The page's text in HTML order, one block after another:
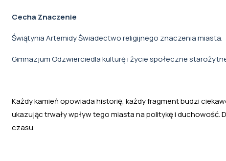
Cecha Znaczenie
Świątynia Artemidy Świadectwo religijnego znaczenia miasta.
Gimnazjum Odzwierciedla kulturę i życie społeczne
Każdy kamień opowiada historię, każdy fragment budzi
ukazując trwały wpływ tego miasta na politykę i
czasu.